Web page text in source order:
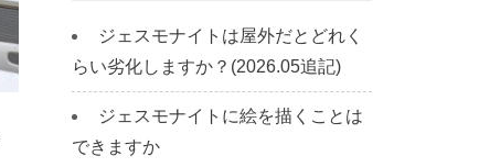
ジェスモナイトは屋外だとどれく
らい劣化しますか？(2026.05追記)
ジェスモナイトに絵を描くことは
できますか